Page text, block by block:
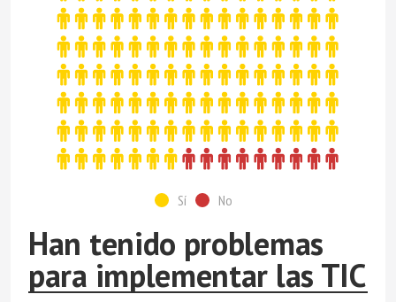
Sí No
Han tenido problemas
para implementar las TIC